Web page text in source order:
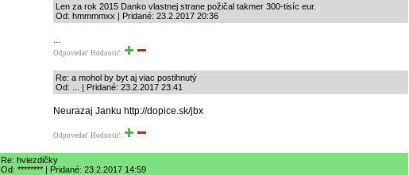
Len za rok 2015 Danko vlastnej strane požičal takmer 300-tisíc eur.
Od: hmmmmxx | Pridané: 23.2.2017 20:36
Odpovedať Hodnotiť:
Re: a mohol by byt aj viac postihnutý
Od: ... | Pridané: 23.2.2017 23:41
Neurazaj Janku http://dopice.sk/jbx
Odpovedať Hodnotiť:
Re: hviezdičky
Od: ******** | Pridané: 23.2.2017 14:59